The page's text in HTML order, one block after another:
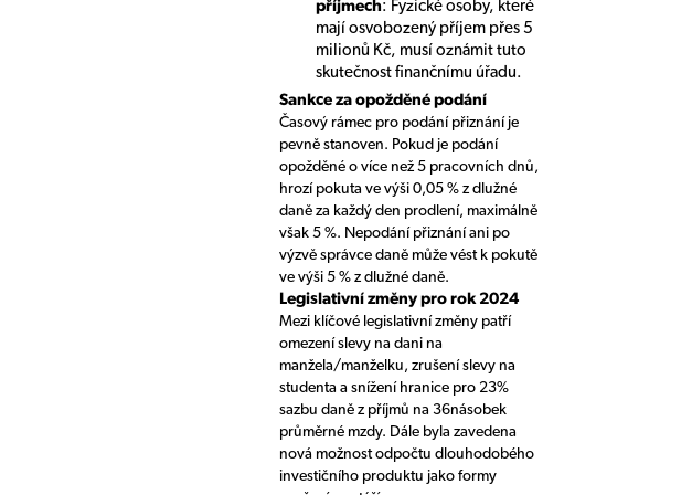
příjmech: Fyzické osoby, které
mají osvobozený příjem přes 5
milionů Kč, musí oznámit tuto
skutečnost finančnímu úřadu.
Sankce za opožděné podání
Časový rámec pro podání přiznání je
pevně stanoven. Pokud je podání
opožděné o více než 5 pracovních dnů,
hrozí pokuta ve výši 0,05 % z dlužné
daně za každý den prodlení, maximálně
však 5 %. Nepodání přiznání ani po
výzvě správce daně může vést k pokutě
ve výši 5 % z dlužné daně.
Legislativní změny pro rok 2024
Mezi klíčové legislativní změny patří
omezení slevy na dani na
manžela/manželku, zrušení slevy na
studenta a snížení hranice pro 23%
sazbu daně z příjmů na 36násobek
průměrné mzdy. Dále byla zavedena
nová možnost odpočtu dlouhodobého
investičního produktu jako formy